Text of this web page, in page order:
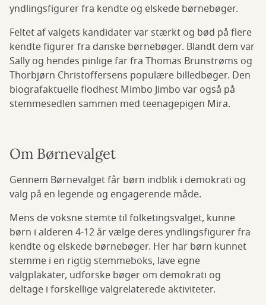
yndlingsfigurer fra kendte og elskede børnebøger.
Feltet af valgets kandidater var stærkt og bød på flere
kendte figurer fra danske børnebøger. Blandt dem var
Sally og hendes pinlige far fra Thomas Brunstrøms og
Thorbjørn Christoffersens populære billedbøger. Den
biografaktuelle flodhest Mimbo Jimbo var også på
stemmesedlen sammen med teenagepigen Mira.
Om Børnevalget
Gennem Børnevalget får børn indblik i demokrati og
valg på en legende og engagerende måde.
Mens de voksne stemte til folketingsvalget, kunne
børn i alderen 4-12 år vælge deres yndlingsfigurer fra
kendte og elskede børnebøger. Her har børn kunnet
stemme i en rigtig stemmeboks, lave egne
valgplakater, udforske bøger om demokrati og
deltage i forskellige valgrelaterede aktiviteter.